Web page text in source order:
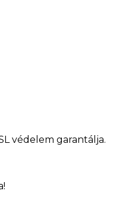
védelem garantálja.